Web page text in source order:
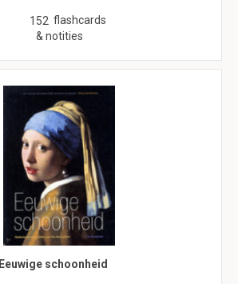
152 flashcards
& notities
Eeuwige schoonheid